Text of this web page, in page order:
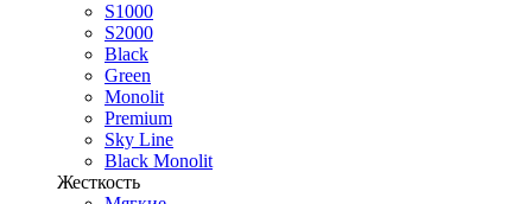
S1000
S2000
Black
Green
Monolit
Premium
Sky Line
Black Monolit
Жесткость